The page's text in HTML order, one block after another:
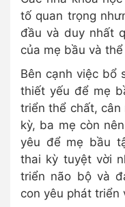
tố quan trọng
đầu và duy nhất
của mẹ bầu và
Bên cạnh việc bổ
thiết yếu để mẹ
triển thể chất,
kỳ, ba mẹ còn
yêu để mẹ bầu
thai kỳ tuyệt vời
triển não bộ và
con yêu phát triển